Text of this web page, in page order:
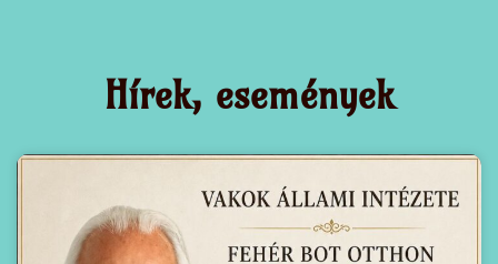
Hírek, események